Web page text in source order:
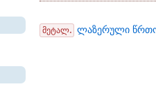
მეტალ. ლაზერული